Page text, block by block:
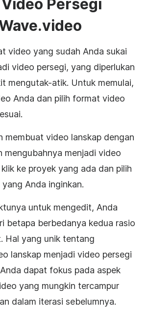
Video Persegi
video yang sudah Anda sukai
video persegi, yang diperlukan
mengutak-atik. Untuk memulai,
Anda dan pilih format video
membuat video lanskap dengan
mengubahnya menjadi video
ke proyek yang ada dan pilih
yang Anda inginkan.
untuk mengedit, Anda
betapa berbedanya kedua rasio
Hal yang unik tentang
lanskap menjadi video persegi
dapat fokus pada aspek
yang mungkin tercampur
dalam iterasi sebelumnya.